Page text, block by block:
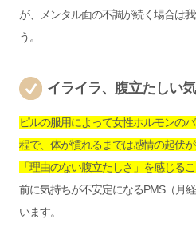
が、メンタル面の不調が続く場合は
う。
イライラ、腹立たしい
ピルの服用によって女性ホルモンの
程で、体が慣れるまでは感情の起伏
「理由のない腹立たしさ」を感じる
前に気持ちが不安定になるPMS（月
います。